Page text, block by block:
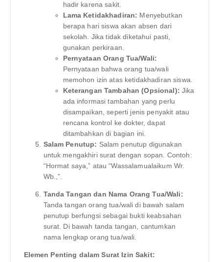
hadir karena sakit.
Lama Ketidakhadiran: Menyebutkan
berapa hari siswa akan absen dari
sekolah. Jika tidak diketahui pasti,
gunakan perkiraan.
Pernyataan Orang Tua/Wali:
Pernyataan bahwa orang tua/wali
memohon izin atas ketidakhadiran siswa.
Keterangan Tambahan (Opsional): Jika
ada informasi tambahan yang perlu
disampaikan, seperti jenis penyakit atau
rencana kontrol ke dokter, dapat
ditambahkan di bagian ini.
Salam Penutup: Salam penutup digunakan
untuk mengakhiri surat dengan sopan. Contoh:
“Hormat saya,” atau “Wassalamualaikum Wr.
Wb.,”.
Tanda Tangan dan Nama Orang Tua/Wali:
Tanda tangan orang tua/wali di bawah salam
penutup berfungsi sebagai bukti keabsahan
surat. Di bawah tanda tangan, cantumkan
nama lengkap orang tua/wali.
Elemen Penting dalam Surat Izin Sakit: